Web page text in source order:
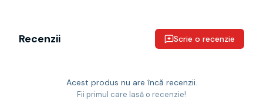
Recenzii Scrie o recenzie
Acest produs nu are încă recenzii.
Fii primul care lasă o recenzie!